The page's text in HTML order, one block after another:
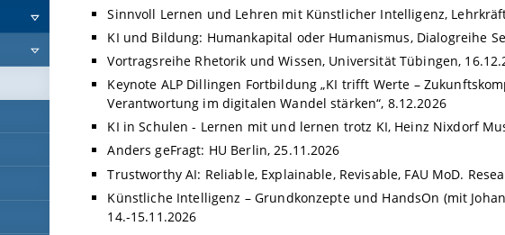
Sinnvoll Lernen und Lehren mit Künstlicher Intelligenz, L
KI und Bildung: Humankapital oder Humanismus, Dialogreihe
Vortragsreihe Rhetorik und Wissen, Universität Tübingen,
Keynote ALP Dillingen Fortbildung „KI trifft Werte –
Verantwortung im digitalen Wandel stärken“, 8.12.2026
KI in Schulen - Lernen mit und lernen trotz KI, Heinz Nixdorf
Anders geFragt: HU Berlin, 25.11.2026
Trustworthy AI: Reliable, Explainable, Revisable, FAU MoD.
Künstliche Intelligenz – Grundkonzepte und HandsOn (mit
14.-15.11.2026